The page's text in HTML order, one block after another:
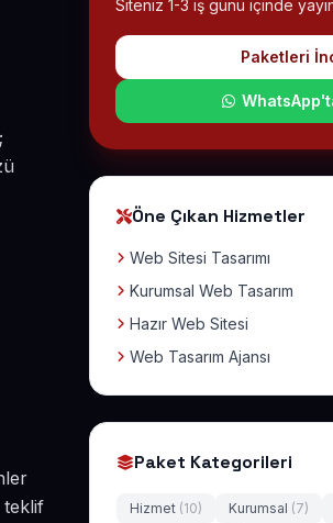
teklif
Siteniz 1-3 iş günü içinde
Paketleri
Öne Çıkan Hizmetler
Web Sitesi Tasarımı
Kurumsal Web Tasarım
Hazır Web Sitesi
Web Tasarım Ajansı
Paket Kategorileri
Hizmet (10) Kurumsal (7)